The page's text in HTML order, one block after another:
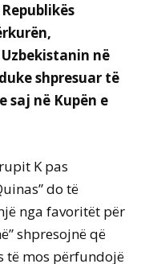
në
shpresuar të
saj në Kupën e
K pas
do të
nga favoritët për
shpresojnë që
të mos përfundojë